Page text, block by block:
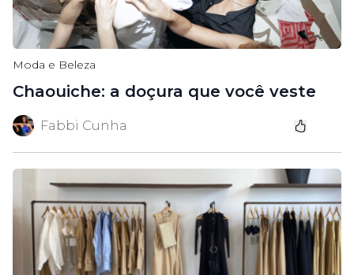
Moda e Beleza
Chaouiche: a doçura que você veste
Fabbi Cunha